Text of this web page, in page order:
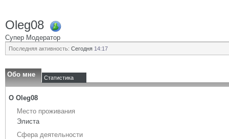
Oleg08
Супер Модератор
Последняя активность: Сегодня 14:17
Обо мне Статистика
О Oleg08
Место проживания
Элиста
Сфера деятельности